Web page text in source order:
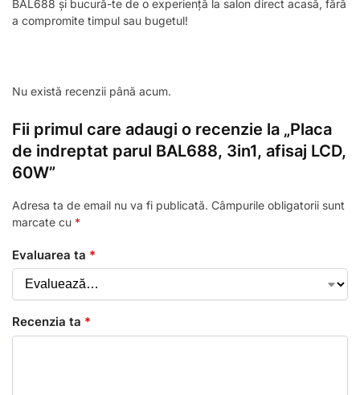
BAL688 și bucură-te de o experiență la salon direct acasă, fără
a compromite timpul sau bugetul!
Nu există recenzii până acum.
Fii primul care adaugi o recenzie la „Placa
de indreptat parul BAL688, 3in1, afisaj LCD,
60W”
Adresa ta de email nu va fi publicată. Câmpurile obligatorii sunt
marcate cu *
Evaluarea ta *
Recenzia ta *